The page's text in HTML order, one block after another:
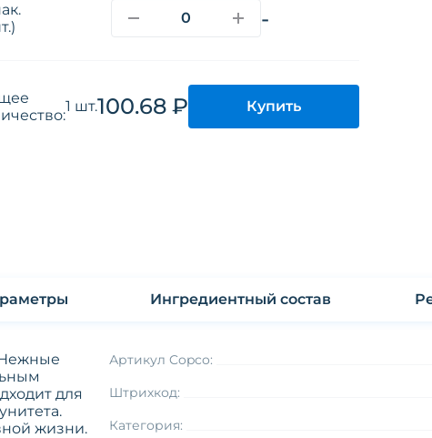
-
1 шт.100.68 ₽ Купить
параметры Ингредиентный состав
Нежные
для
жизни.
Артикул Copco:
Штрихкод:
Категория: